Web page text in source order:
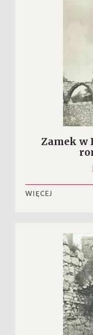
Zamek w
WIĘCEJ